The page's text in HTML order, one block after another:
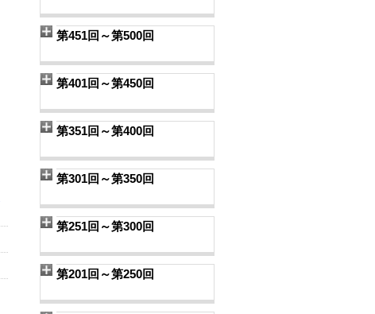
第451回～第500回
第401回～第450回
第351回～第400回
第301回～第350回
第251回～第300回
第201回～第250回